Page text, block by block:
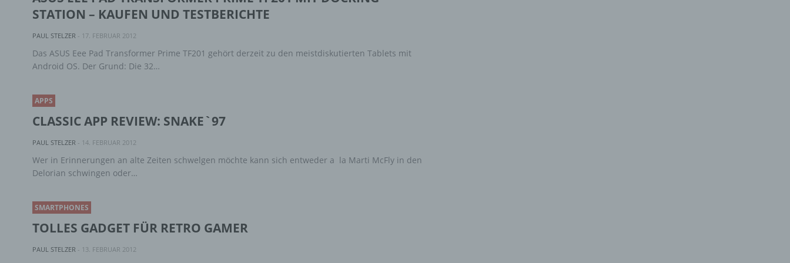
STATION – KAUFEN UND TESTBERICHTE
PAUL STELZER - 17. FEBRUAR 2012
Das ASUS Eee Pad Transformer Prime TF201 gehört derzeit zu den meistdiskutierten Tablets mit
Android OS. Der Grund: Die 32…
APPS
CLASSIC APP REVIEW: SNAKE`97
PAUL STELZER - 14. FEBRUAR 2012
Wer in Erinnerungen an alte Zeiten schwelgen möchte kann sich entweder a la Marti McFly in den
Delorian schwingen oder…
SMARTPHONES
TOLLES GADGET FÜR RETRO GAMER
PAUL STELZER - 13. FEBRUAR 2012
Zuordnung zu einer Kennung wie einem Namen, zu einer
Kennnummer, zu Standortdaten, zu einer Online-Kennung oder zu
wirtschaftlichen, kulturellen oder sozialen Identität dieser natürlichen
Verarbeitung Verantwortlichen verarbeitet werden.